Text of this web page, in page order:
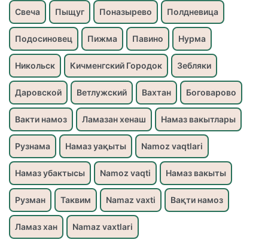
Свеча Пыщуг Поназырево Полдневица
Подосиновец Пижма Павино Нурма
Никольск Кичменгский Городок Зебляки
Даровской Ветлужский Вахтан Боговарово
Вакти намоз Ламазан хенаш Намаз вакытлары
Рузнама Намаз уақыты Namoz vaqtlari
Намаз убактысы Namoz vaqti Намаз вакыты
Рузман Таквим Namaz vaxti Вақти намоз
Ламаз хан Namaz vaxtlari